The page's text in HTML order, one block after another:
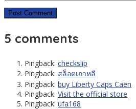
5 comments
Pingback: checkslip
Pingback: สล็อตเกาหลี
Pingback: buy Liberty Caps Caen
Pingback: Visit the official store
Pingback: ufa168